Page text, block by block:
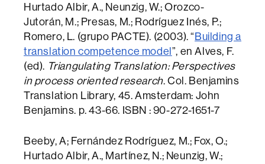
Hurtado Albir, A., Neunzig, W.; Orozco-
Jutorán, M.; Presas, M.; Rodríguez Inés, P.;
Romero, L. (grupo PACTE). (2003). “ Building a
translation competence model ”, en Alves, F.
(ed). Triangulating Translation: Perspectives
in process oriented research. Col. Benjamins
Translation Library, 45. Amsterdam: John
Benjamins. p. 43-66. ISBN : 90-272-1651-7
Beeby, A; Fernández Rodríguez, M.; Fox, O.;
Hurtado Albir, A., Martínez, N.; Neunzig, W.;